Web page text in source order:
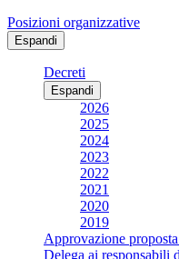
Posizioni organizzative
Espandi
Decreti
Espandi
2026
2025
2024
2023
2022
2021
2020
2019
Approvazione
Delega ai responsabili